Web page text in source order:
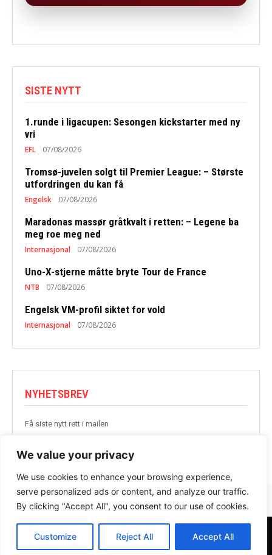
We value your privacy
We use cookies to enhance your browsing experience,
serve personalized ads or content, and analyze our traffic.
By clicking "Accept All", you consent to our use of cookies.
Customize Reject All Accept All
SISTE NYTT
1.runde i ligacupen: Sesongen kickstarter med ny
vri
EFL 07/08/2026
Tromsø-juvelen solgt til Premier League: – Største
utfordringen du kan få
Engelsk 07/08/2026
Maradonas massør gråtkvalt i retten: – Legene ba
meg roe meg ned
Internasjonal 07/08/2026
Uno-X-stjerne måtte bryte Tour de France
NTB 07/08/2026
Engelsk VM-profil siktet for vold
Internasjonal 07/08/2026
NYHETSBREV
Få siste nytt rett i mailen